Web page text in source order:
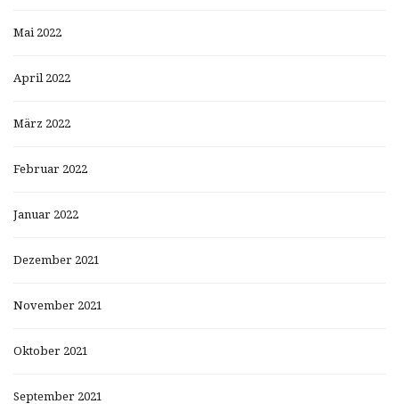
Mai 2022
April 2022
März 2022
Februar 2022
Januar 2022
Dezember 2021
November 2021
Oktober 2021
September 2021